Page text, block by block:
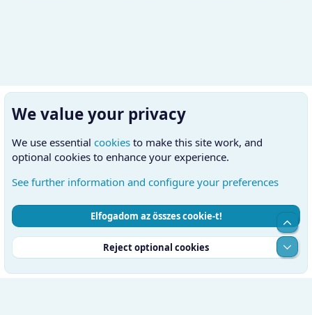
Hungarian (HU)
Kapcsolatfelvétel
Feltételek és szabályok
Adatvédelmi szabályzat
Súgó
Kezdőlap
RSS
We value your privacy
We use essential cookies to make this site work, and
optional cookies to enhance your experience.
See further information and configure your preferences
Elfogadom az összes cookie-t!
Reject optional cookies
Top
Alul